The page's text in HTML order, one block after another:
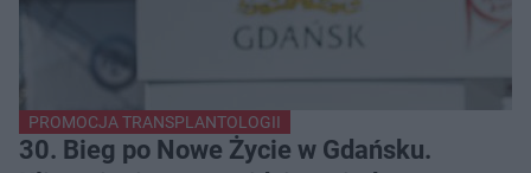
PROMOCJA TRANSPLANTOLOGII
30. Bieg po Nowe Życie w Gdańsku.